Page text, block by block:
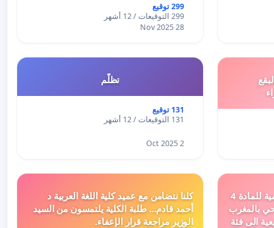
299 توقيع
299 التوقيعات / 12 أشهر
28 Nov 2025
تظلّم
131 توقيع
131 التوقيعات / 12 أشهر
2 Oct 2025
دعم ملف تفعيل النصوص التنظيمية للمادة 4
السياحي بالمغرب
الى فئة
كلنا نتضامن مع عميد كلية اللغة العربية د
أحمد قادم... طلبة الكلية يلتمسون من السيد
الوزير مراجعة قرار الإعفاء.